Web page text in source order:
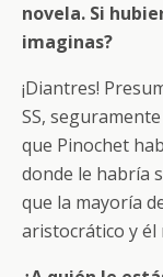
novela. Si
imaginas?
¡Diantres!
SS,
que Pinochet
donde le habría
que la mayoría
aristocrático y él